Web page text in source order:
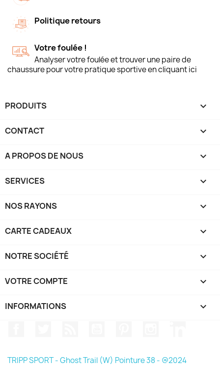
Politique retours
Votre foulée !
Analyser votre foulée et trouver une paire de
chaussure pour votre pratique sportive en cliquant ici
PRODUITS 
CONTACT 
A PROPOS DE NOUS 
SERVICES 
NOS RAYONS 
CARTE CADEAUX 
NOTRE SOCIÉTÉ 
VOTRE COMPTE 
INFORMATIONS keyboard_arrow_down
TRIPP SPORT - Ghost Trail (W) Pointure 38 - @2024